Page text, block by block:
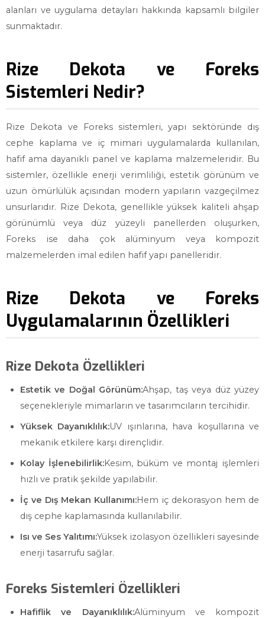
alanları ve uygulama detayları hakkında kapsamlı bilgiler
sunmaktadır.
Rize Dekota ve Foreks
Sistemleri Nedir?
Rize Dekota ve Foreks sistemleri, yapı sektöründe dış
cephe kaplama ve iç mimari uygulamalarda kullanılan,
hafif ama dayanıklı panel ve kaplama malzemeleridir. Bu
sistemler, özellikle enerji verimliliği, estetik görünüm ve
uzun ömürlülük açısından modern yapıların vazgeçilmez
unsurlarıdır. Rize Dekota, genellikle yüksek kaliteli ahşap
görünümlü veya düz yüzeyli panellerden oluşurken,
Foreks ise daha çok alüminyum veya kompozit
malzemelerden imal edilen hafif yapı panelleridir.
Rize Dekota ve Foreks
Uygulamalarının Özellikleri
Rize Dekota Özellikleri
Estetik ve Doğal Görünüm:Ahşap, taş veya düz yüzey
seçenekleriyle mimarların ve tasarımcıların tercihidir.
Yüksek Dayanıklılık:UV ışınlarına, hava koşullarına ve
mekanik etkilere karşı dirençlidir.
Kolay İşlenebilirlik:Kesim, büküm ve montaj işlemleri
hızlı ve pratik şekilde yapılabilir.
İç ve Dış Mekan Kullanımı:Hem iç dekorasyon hem de
dış cephe kaplamasında kullanılabilir.
Isı ve Ses Yalıtımı:Yüksek izolasyon özellikleri sayesinde
enerji tasarrufu sağlar.
Foreks Sistemleri Özellikleri
Hafiflik ve Dayanıklılık:Alüminyum ve kompozit